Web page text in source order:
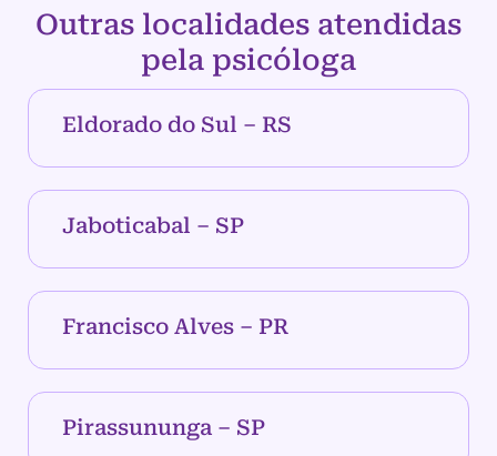
Outras localidades atendidas
pela psicóloga
Eldorado do Sul – RS
Jaboticabal – SP
Francisco Alves – PR
Pirassununga – SP